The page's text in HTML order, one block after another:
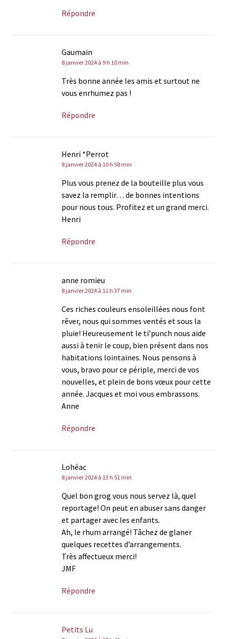
Répondre
Gaumain
8 janvier 2024 à 9 h 10 min
Très bonne année les amis et surtout ne
vous enrhumez pas !
Répondre
Henri *Perrot
8 janvier 2024 à 10 h 58 min
Plus vous prenez de la bouteille plus vous
savez la remplir… de bonnes intentions
pour nous tous. Profitez et un grand merci.
Henri
Répondre
anne romieu
8 janvier 2024 à 11 h 37 min
Ces riches couleurs ensoleillées nous font
rêver, nous qui sommes ventés et sous la
pluie! Heureusement le ti’punch nous aide
aussi à tenir le coup, bien présent dans nos
habitations lointaines. Nous pensons à
vous, bravo pour ce périple, merci de vos
nouvelles, et plein de bons vœux pour cette
année. Jacques et moi vous embrassons.
Anne
Répondre
Lohéac
8 janvier 2024 à 13 h 51 min
Quel bon grog vous nous servez là, quel
reportage! On peut en abuser sans danger
et partager avec les enfants.
Ah, le rhum arrangé! Tâchez de glaner
quelques recettes d’arrangements.
Très affectueux merci!
JMF
Répondre
Petits Lu